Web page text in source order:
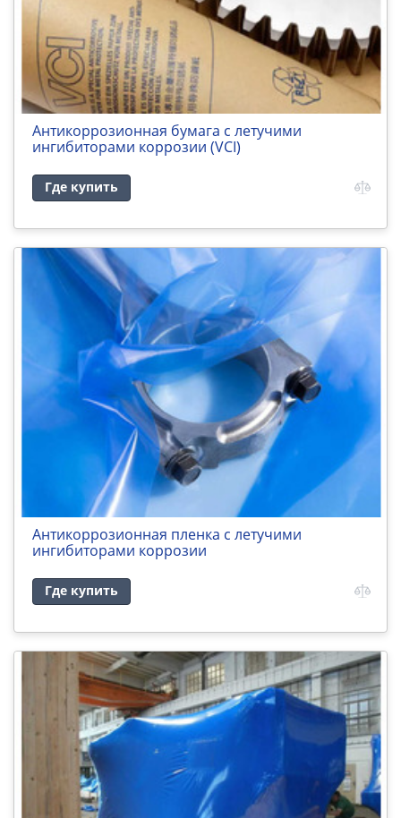
Антикоррозионная бумага с летучими
ингибиторами коррозии (VCI)
Где купить
Антикоррозионная пленка с летучими
ингибиторами коррозии
Где купить